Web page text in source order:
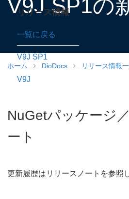
V9J SP1の
ホーム DioDocs リリース情報
リリース情報
一覧に戻る
V9J SP1
V9J
NuGetパッケージ
ート
更新履歴はリリースノートを参照